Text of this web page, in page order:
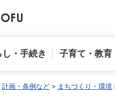
し・手続き 子育て・教育
計画・条例など > まちづくり・環境